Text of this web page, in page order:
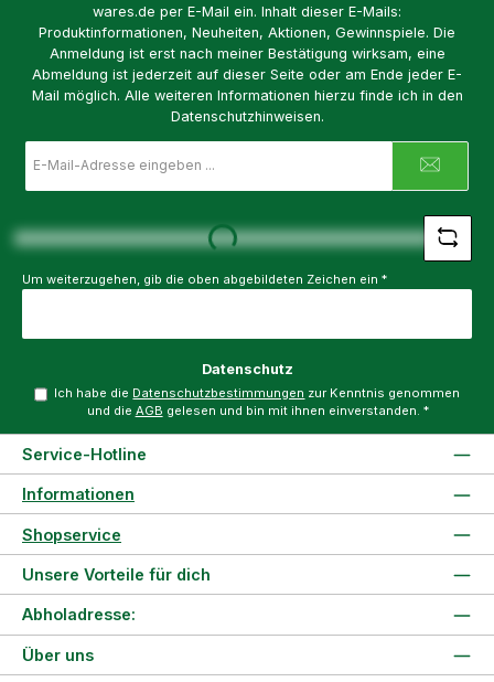
wares.de per E-Mail ein. Inhalt dieser E-Mails:
Produktinformationen, Neuheiten, Aktionen, Gewinnspiele. Die
Anmeldung ist erst nach meiner Bestätigung wirksam, eine
Abmeldung ist jederzeit auf dieser Seite oder am Ende jeder E-
Mail möglich. Alle weiteren Informationen hierzu finde ich in den
Datenschutzhinweisen.
Mail-
Loading...
Um weiterzugehen, gib die oben abgebildeten Zeichen ein *
Datenschutz
Ich habe die Datenschutzbestimmungen zur Kenntnis genommen
und die AGB gelesen und bin mit ihnen einverstanden. *
Service-Hotline
Informationen
Shopservice
Unsere Vorteile für dich
Über uns
Abholadresse: